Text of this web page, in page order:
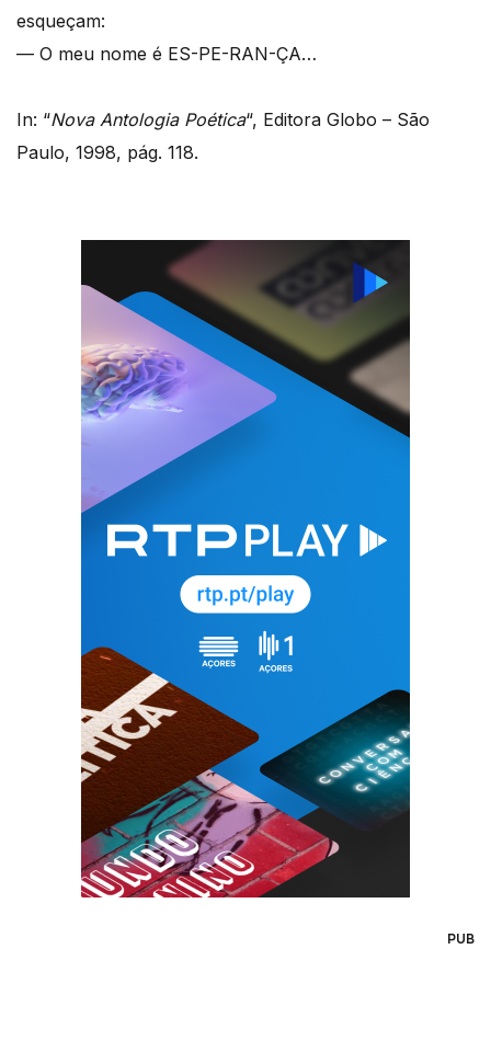
esqueçam:
— O meu nome é ES-PE-RAN-ÇA…
In: “Nova Antologia Poética“, Editora Globo – São
Paulo, 1998, pág. 118.
PUB